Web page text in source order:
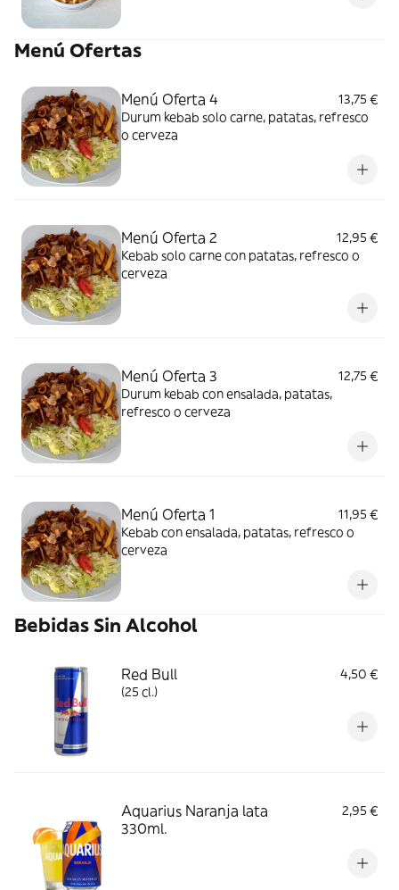
Menú Ofertas
Menú Oferta 4
13,75 €
Durum kebab solo carne, patatas, refresco
o cerveza
Menú Oferta 2
12,95 €
Kebab solo carne con patatas, refresco o
cerveza
Menú Oferta 3
12,75 €
Durum kebab con ensalada, patatas,
refresco o cerveza
Menú Oferta 1
11,95 €
Kebab con ensalada, patatas, refresco o
cerveza
Bebidas Sin Alcohol
Red Bull
4,50 €
(25 cl.)
Aquarius Naranja lata
330ml.
2,95 €